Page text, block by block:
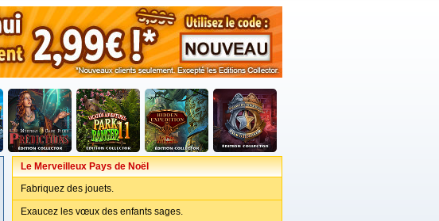
Le Merveilleux Pays de Noël
Fabriquez des jouets.
Exaucez les vœux des enfants sages.